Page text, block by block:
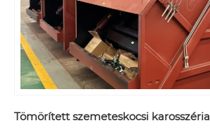
Tömörített szemeteskocsi karosszéria